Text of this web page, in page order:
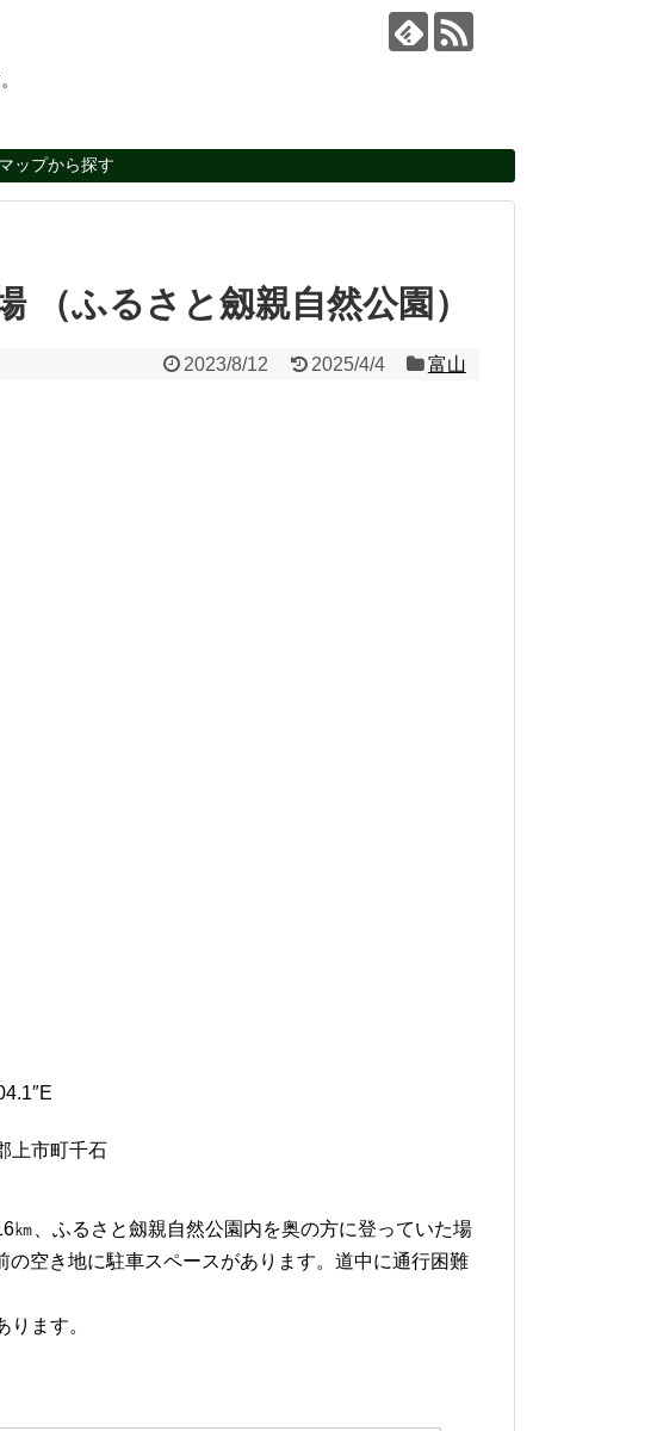
ップから探す
（ふるさと劔親自然公園）
2023/8/12 2025/4/4 富山
上市町千石
㎞、ふるさと劔親自然公園内を奥の方に登っていた場
の空き地に駐車スペースがあります。道中に通行困難
ります。